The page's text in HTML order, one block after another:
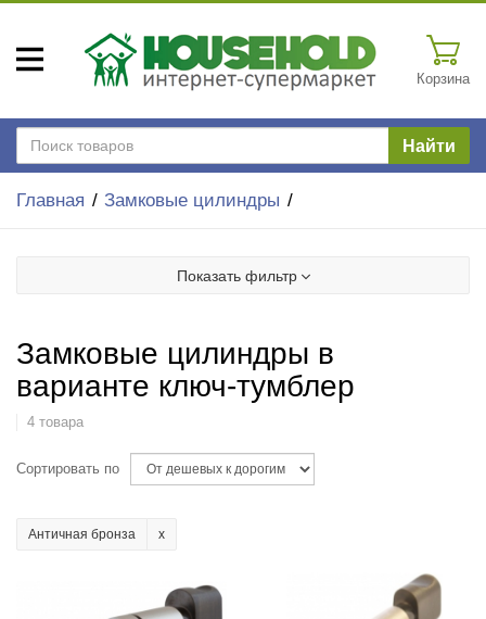
Корзина
Найти
Главная Замковые цилиндры
Показать фильтр
Замковые цилиндры в
варианте ключ-тумблер
4 товара
Сортировать по
Античная бронза